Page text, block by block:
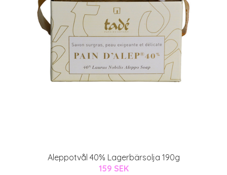
Aleppotvål 40% Lagerbärsolja 190g
159 SEK